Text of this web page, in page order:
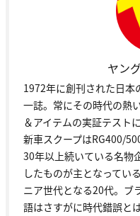
ヤン
1972年に創刊された日本
一誌。常にその時代の熱
＆アイテムの実証テスト
新車スクープはRG400/
30年以上続いている名物
したものが主となってい
ニア世代となる20代。ブ
語はさすがに時代錯誤と